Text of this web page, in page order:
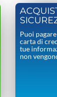
Puoi
carta di
tue
non